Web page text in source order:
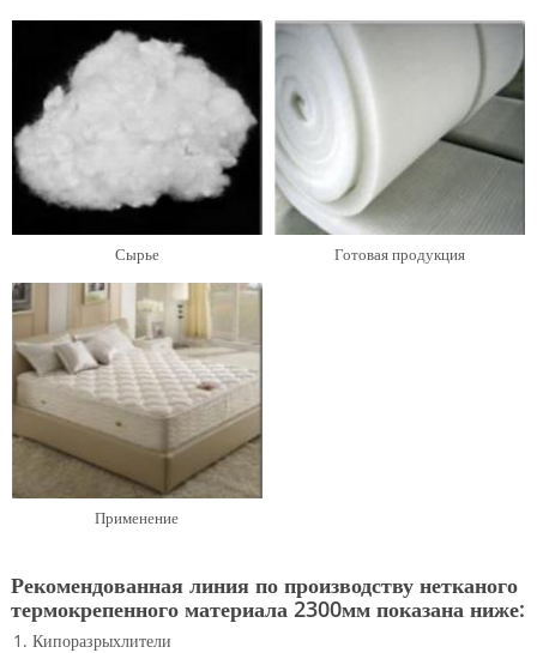
Сырье Готовая продукция
Применение
Рекомендованная линия по производству нетканого
термокрепенного материала 2300мм показана ниже:
Кипоразрыхлители